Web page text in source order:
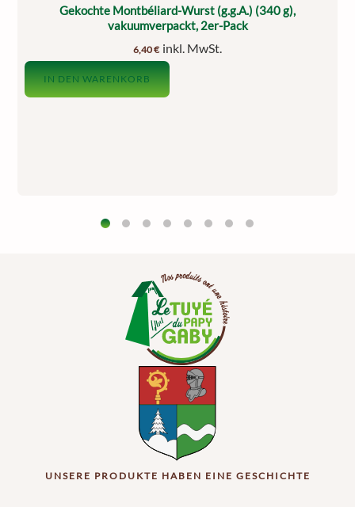
Gekochte Montbéliard-Wurst (g.g.A.) (340 g),
vakuumverpackt, 2er-Pack
6,40€ inkl. MwSt.
IN DEN WARENKORB
UNSERE PRODUKTE HABEN EINE GESCHICHTE